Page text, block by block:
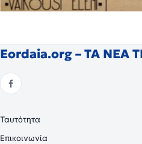
Eordaia.org – ΤΑ ΝΕΑ
Ταυτότητα
Επικοινωνία